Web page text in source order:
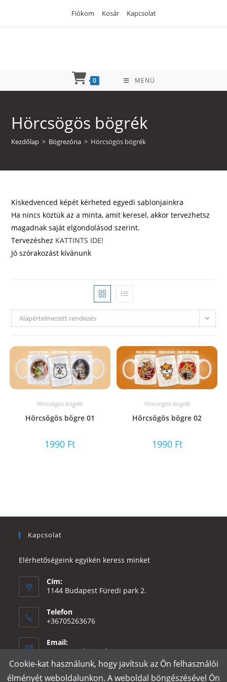
Fiókom Kosár Kapcsolat
0 MENÜ
Hörcsögös bögrék
Kezdőlap > Bögrezóna > Hörcsögös bögrék
Kiskedvenced képét kérheted egyedi sablonjainkra
Ha nincs köztük az a minta, amit keresel, akkor tervezhetsz
magadnak saját elgondolásod szerint.
Tervezéshez KATTINTS IDE!
Jó szórakozást kívánunk
Alapértelmezett rendezés
Hörcsögös bögrék
Hörcsögös bögre 01
1990 Ft
Hörcsögös bögrék
Hörcsögös bögre 02
1990 Ft
Kapcsolat
Elérhetőségeink egyikén keress minket
Cím:
1144 Budapest Füredi park 2.
Telefon
+36705263676
Email:
eszter@e-design.huOpens
in
your
application
Cookie-kat használunk, hogy javítsuk az Ön felhasználói
élményét weboldalunkon. A weboldal böngészésével Ön